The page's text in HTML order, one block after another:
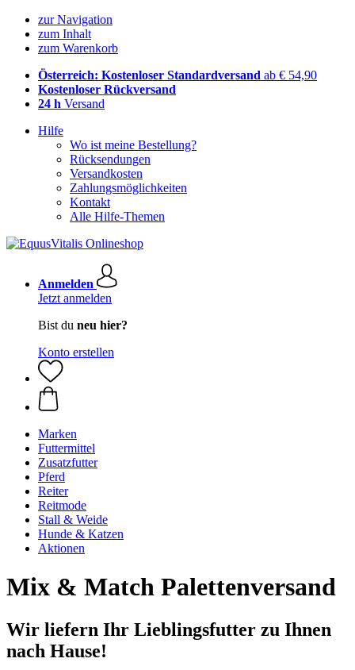
zur Navigation
zum Inhalt
zum Warenkorb
Österreich: Kostenloser Standardversand ab € 54,90
Kostenloser Rückversand
24 h Versand
Hilfe
Wo ist meine Bestellung?
Rücksendungen
Versandkosten
Zahlungsmöglichkeiten
Kontakt
Alle Hilfe-Themen
Anmelden
Jetzt anmelden
Bist du neu hier?
Konto erstellen
Marken
Futtermittel
Zusatzfutter
Pferd
Reiter
Reitmode
Stall & Weide
Hunde & Katzen
Aktionen
Mix & Match Palettenversand
Wir liefern Ihr Lieblingsfutter zu Ihnen
nach Hause!